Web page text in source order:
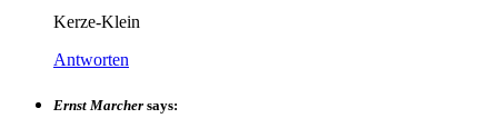
Kerze-Klein
Antworten
Ernst Marcher says: